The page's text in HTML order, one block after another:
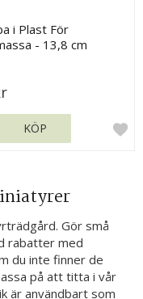
i Plast För
- 13,8 cm
KÖP
Gör små
rabatter med
du inte finner de
på att titta i vår
är användbart som